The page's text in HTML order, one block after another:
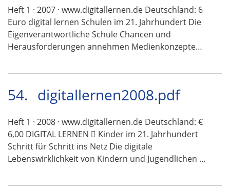
Heft 1 · 2007 · www.digitallernen.de Deutschland: 6
Euro digital lernen Schulen im 21. Jahrhundert Die
Eigenverantwortliche Schule Chancen und
Herausforderungen annehmen Medienkonzepte…
54. digitallernen2008.pdf
Heft 1 · 2008 · www.digitallernen.de Deutschland: €
6,00 DIGITAL LERNEN  Kinder im 21. Jahrhundert
Schritt für Schritt ins Netz Die digitale
Lebenswirklichkeit von Kindern und Jugendlichen …